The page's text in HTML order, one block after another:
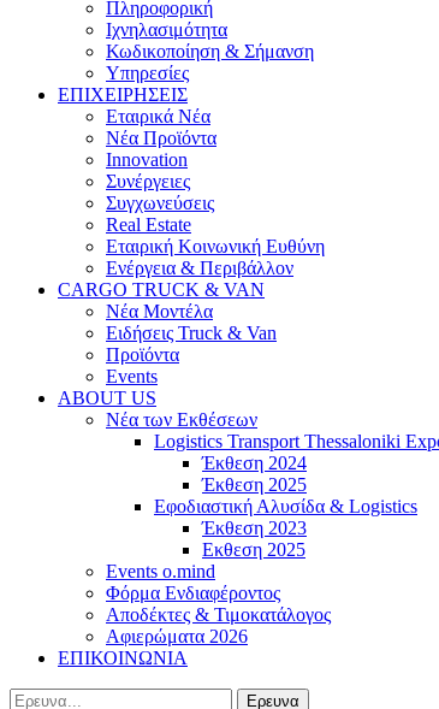
Πληροφορική
Ιχνηλασιμότητα
Κωδικοποίηση & Σήμανση
Υπηρεσίες
ΕΠΙΧΕΙΡΗΣΕΙΣ
Εταιρικά Νέα
Νέα Προϊόντα
Innovation
Συνέργειες
Συγχωνεύσεις
Real Estate
Εταιρική Κοινωνική Ευθύνη
Ενέργεια & Περιβάλλον
CARGO TRUCK & VAN
Νέα Μοντέλα
Ειδήσεις Truck & Van
Προϊόντα
Events
ABOUT US
Νέα των Εκθέσεων
Logistics Transport Thessaloniki
Έκθεση 2024
Έκθεση 2025
Εφοδιαστική Αλυσίδα & Logistics
Έκθεση 2023
Εκθεση 2025
Events o.mind
Φόρμα Ενδιαφέροντος
Αποδέκτες & Τιμοκατάλογος
Αφιερώματα 2026
ΕΠΙΚΟΙΝΩΝΙΑ